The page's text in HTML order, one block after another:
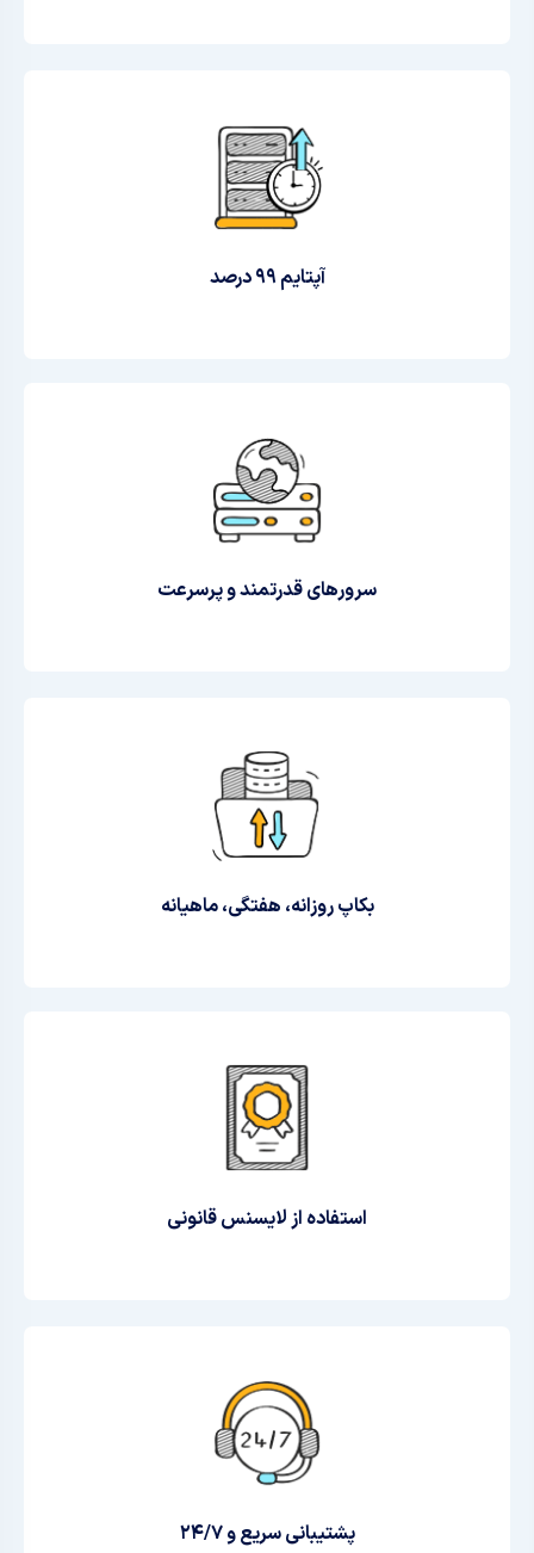
آپتایم ۹۹ درصد
سرورهای قدرتمند و پرسرعت
بکاپ روزانه، هفتگی، ماهیانه
استفاده از لایسنس قانونی
پشتیبانی سریع و ۲۴/۷